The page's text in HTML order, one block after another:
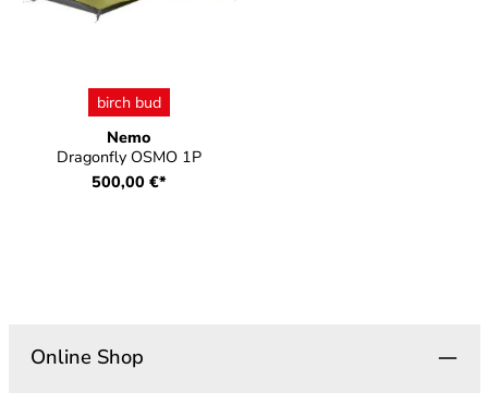
Nemo
Dragonfly OSMO 1P
Farbeauswählen
birch bud
500,00 €*
Online Shop